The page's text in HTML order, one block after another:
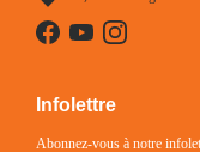
Infolettre
Abonnez-vous à notre